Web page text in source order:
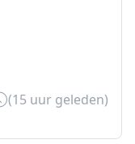
(15 uur geleden)